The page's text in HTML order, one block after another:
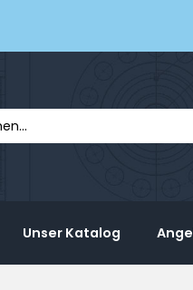
Unser Katalog